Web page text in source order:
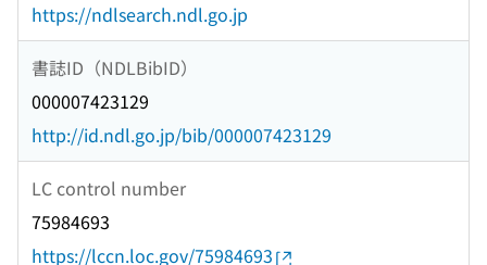
https://ndlsearch.ndl.go.jp
書誌ID（NDLBibID）
000007423129
http://id.ndl.go.jp/bib/000007423129
LC control number
75984693
https://lccn.loc.gov/75984693